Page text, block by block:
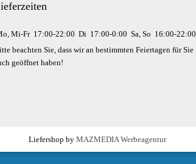
Mi-Fr 17:00-22:00 Di 17:00-0:00 Sa, So 16:00-22:00
beachten Sie, dass wir an bestimmten Feiertagen für Sie
geöffnet haben!
Liefershop by MAZMEDIA Werbeagentur